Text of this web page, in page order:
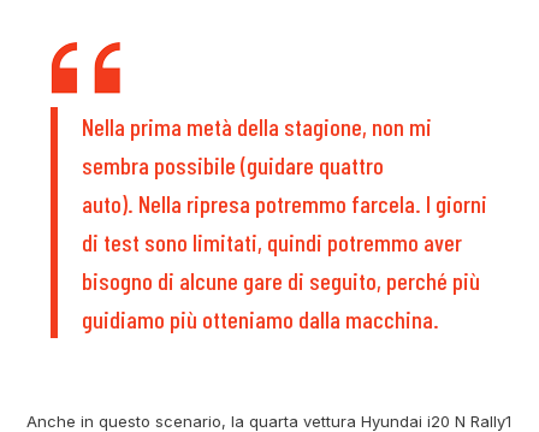
Nella prima metà della stagione, non mi
sembra possibile (guidare quattro
auto). Nella ripresa potremmo farcela. I giorni
di test sono limitati, quindi potremmo aver
bisogno di alcune gare di seguito, perché più
guidiamo più otteniamo dalla macchina.
Anche in questo scenario, la quarta vettura Hyundai i20 N Rally1